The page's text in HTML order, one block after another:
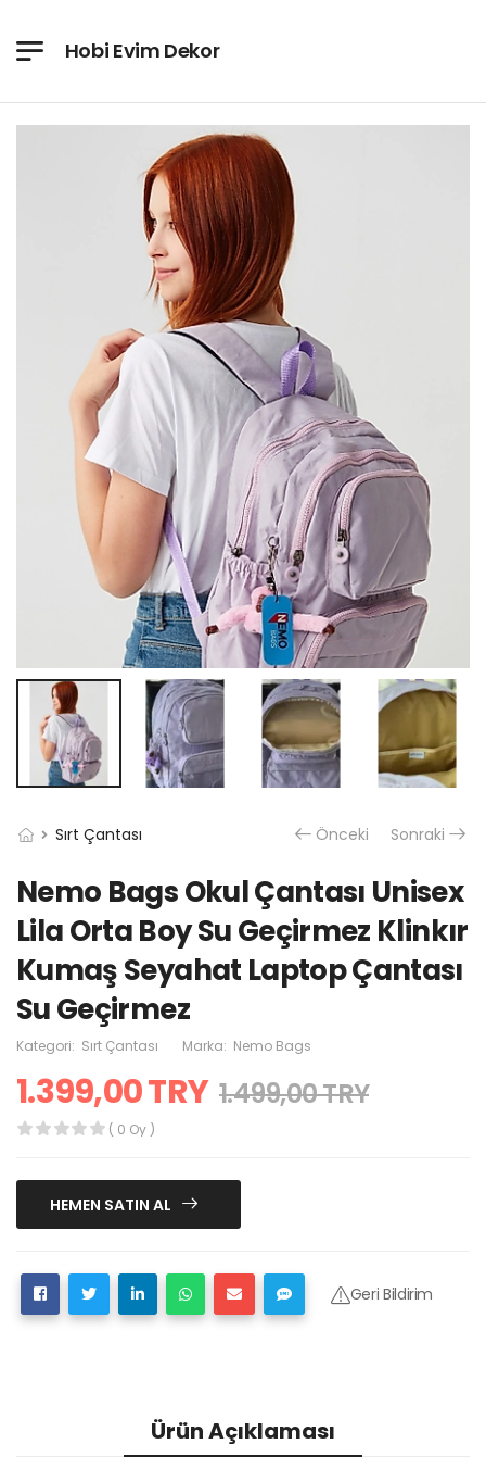
Hobi Evim Dekor
Sırt Çantası Önceki Sonraki
Nemo Bags Okul Çantası Unisex
Lila Orta Boy Su Geçirmez Klinkır
Kumaş Seyahat Laptop Çantası
Su Geçirmez
Kategori: Sırt Çantası Marka: Nemo Bags
1.399,00 TRY 1.499,00 TRY
( 0 Oy )
HEMEN SATIN AL
Geri Bildirim
Ürün Açıklaması